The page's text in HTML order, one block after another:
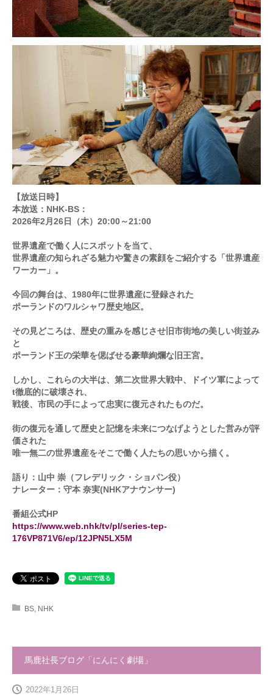
【放送日時】
本放送：NHK-BS：
2026年2月26日（木）20:00～21:00
世界遺産で働く人にスポットを当て、
世界遺産の知られざる魅力や驚きの素顔をご紹介する「世界遺産
ワーカー」。
今回の舞台は、1980年に世界遺産に登録された
ポーランドのワルシャワ歴史地区。
その見どころは、歴史の重みを感じさせ旧市街地の美しい街並み
と
ポーランド王の栄華を偲ばせる豪華絢爛な旧王宮。
しかし、これらの大半は、第二次世界大戦中、ドイツ軍によって
t徹底的に破壊され、
戦後、市民の手によって忠実に復元されたものだ。
街の復元を通して歴史と記憶を未来につなげようとした営みが評
価された
唯一無二の世界遺産をそこで働く人たちの思いから描く。
語り：山中 崇（フレデリック・ショパン役）
ナレーター：守本 奈実(NHKアナウンサー)
番組公式HP
https://www.web.nhk/tv/pl/series-tep-
176VP871V6/ep/12JPN5LX5M
BS, NHK
馬鹿社長ブログ「にんにく劇場」
2022年1月26日